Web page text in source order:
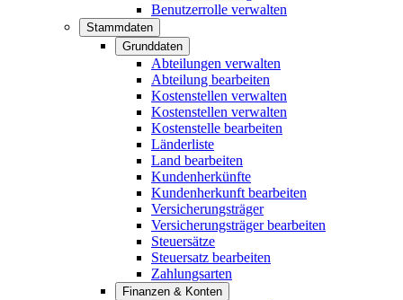
Benutzerrolle verwalten
Stammdaten
Grunddaten
Abteilungen verwalten
Abteilung bearbeiten
Kostenstellen verwalten
Kostenstellen verwalten
Kostenstelle bearbeiten
Länderliste
Land bearbeiten
Kundenherkünfte
Kundenherkunft bearbeiten
Versicherungsträger
Versicherungsträger bearbeiten
Steuersätze
Steuersatz bearbeiten
Zahlungsarten
Finanzen & Konten